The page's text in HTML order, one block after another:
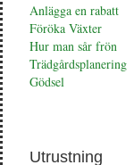
Anlägga en rabatt
Föröka Växter
Hur man sår frön
Trädgårdsplanering
Gödsel
Utrustning